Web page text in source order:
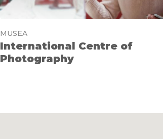
MUSEA
International Centre of
Photography